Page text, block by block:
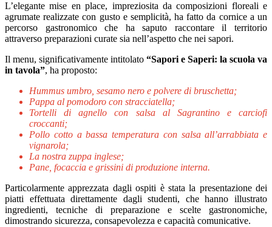
L’elegante mise en place, impreziosita da composizioni floreali e
agrumate realizzate con gusto e semplicità, ha fatto da cornice a un
percorso gastronomico che ha saputo raccontare il territorio
attraverso preparazioni curate sia nell’aspetto che nei sapori.
Il menu, significativamente intitolato “Sapori e Saperi: la scuola va
in tavola”, ha proposto:
Hummus umbro, sesamo nero e polvere di bruschetta;
Pappa al pomodoro con stracciatella;
Tortelli di agnello con salsa al Sagrantino e carciofi
croccanti;
Pollo cotto a bassa temperatura con salsa all’arrabbiata e
vignarola;
La nostra zuppa inglese;
Pane, focaccia e grissini di produzione interna.
Particolarmente apprezzata dagli ospiti è stata la presentazione dei
piatti effettuata direttamente dagli studenti, che hanno illustrato
ingredienti, tecniche di preparazione e scelte gastronomiche,
dimostrando sicurezza, consapevolezza e capacità comunicative.